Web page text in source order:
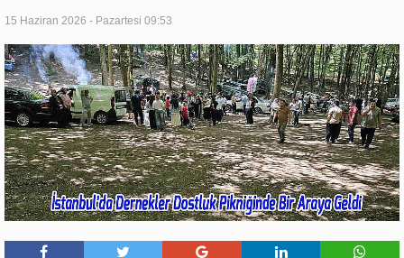
15 Haziran 2026 - Pazartesi 09:53